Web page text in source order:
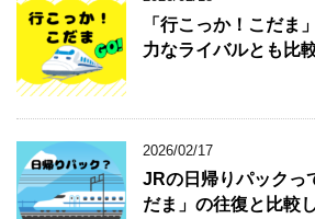
「行こっか！こだま
力なライバルとも比
2026/02/17
JRの日帰りパックっ
だま」の往復と比較